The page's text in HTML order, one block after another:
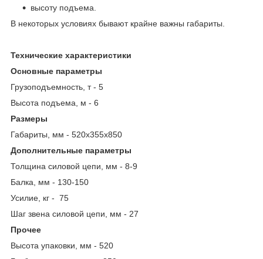
высоту подъема.
В некоторых условиях бывают крайне важны габариты.
Технические характеристики
Основные параметры
Грузоподъемность, т - 5
Высота подъема, м - 6
Размеры
Габариты, мм - 520х355х850
Дополнительные параметры
Толщина силовой цепи, мм - 8-9
Балка, мм - 130-150
Усилие, кг - 75
Шаг звена силовой цепи, мм - 27
Прочее
Высота упаковки, мм - 520